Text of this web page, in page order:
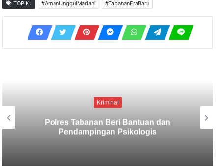
TOPIK : #AmanUnggulMadani #TabananEraBaru
Kriminal
Berbekal CCTV, Pelaku Tabrak Lari
Terungkap